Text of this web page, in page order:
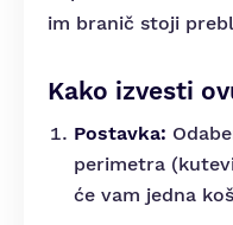
im branič stoji
Kako izvesti
Postavka:
perimetra
će vam jedna